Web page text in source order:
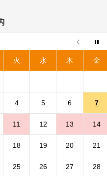
火 水 木 金
4 5 6 7
11 12 13 14
18 19 20 21
25 26 27 28